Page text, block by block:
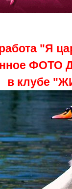
"Я
ФОТО
в клубе